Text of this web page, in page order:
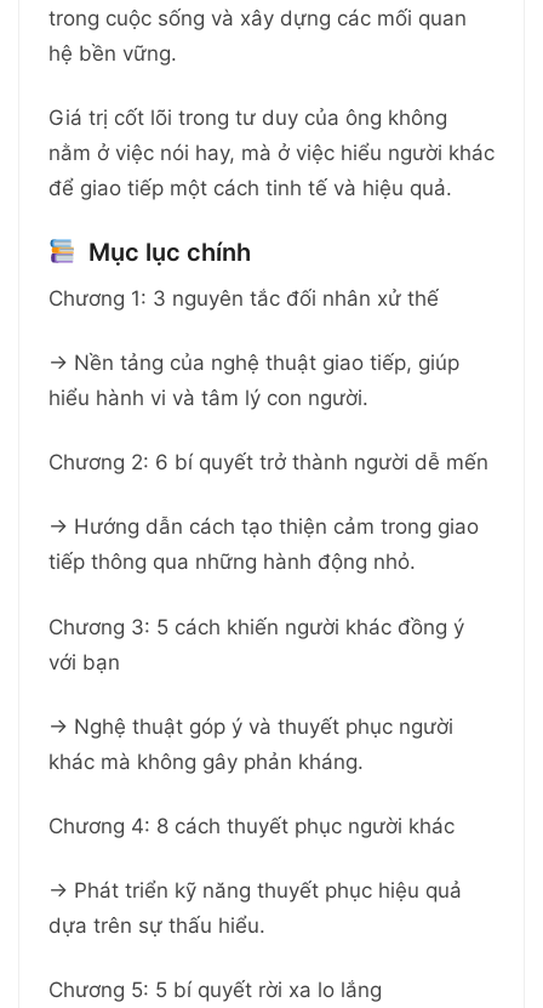
trong cuộc sống và xây dựng các mối quan
hệ bền vững.
Giá trị cốt lõi trong tư duy của ông không
nằm ở việc nói hay, mà ở việc hiểu người khác
để giao tiếp một cách tinh tế và hiệu quả.
Mục lục chính
Chương 1: 3 nguyên tắc đối nhân xử thế
→ Nền tảng của nghệ thuật giao tiếp, giúp
hiểu hành vi và tâm lý con người.
Chương 2: 6 bí quyết trở thành người dễ mến
→ Hướng dẫn cách tạo thiện cảm trong giao
tiếp thông qua những hành động nhỏ.
Chương 3: 5 cách khiến người khác đồng ý
với bạn
→ Nghệ thuật góp ý và thuyết phục người
khác mà không gây phản kháng.
Chương 4: 8 cách thuyết phục người khác
→ Phát triển kỹ năng thuyết phục hiệu quả
dựa trên sự thấu hiểu.
Chương 5: 5 bí quyết rời xa lo lắng